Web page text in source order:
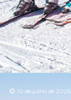
10 de julho de 2026